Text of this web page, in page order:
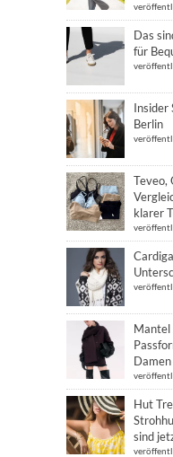
Das
für
Insider
Berlin
Teveo,
klarer
Mantel
Hut
sind